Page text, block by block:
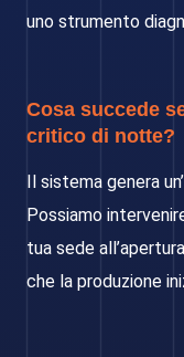
uno strumento
Cosa succede
critico di notte?
Il sistema genera
Possiamo
tua sede
che la produzione